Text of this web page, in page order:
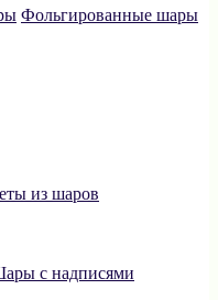
Фольгированные шары
из шаров
с надписями